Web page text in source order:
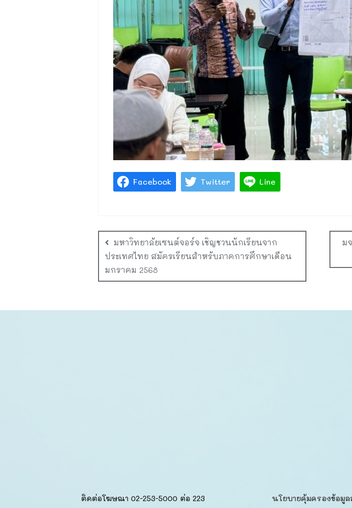
Facebook Twitter Line
มหาวิทยาลัยเซนต์จอร์จ เชิญชวนนักเรียนจาก
ประเทศไทย สมัครเรียนสำหรับภาคการศึกษาเดือน
มกราคม 2568
ม
ติดต่อโฆษณา 02-253-5000​ ต่อ 223 นโยบายคุ้มครองข้อมู